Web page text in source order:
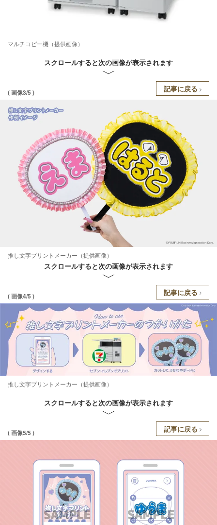
マルチコピー機（提供画像）
スクロールすると次の画像が表示されます
( 画像3/5 ) 記事に戻る
推し文字プリントメーカー（提供画像）
スクロールすると次の画像が表示されます
( 画像4/5 ) 記事に戻る
推し文字プリントメーカー（提供画像）
スクロールすると次の画像が表示されます
( 画像5/5 ) 記事に戻る